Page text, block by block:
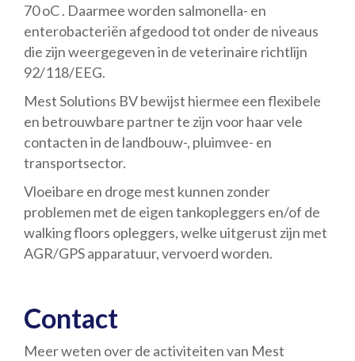
70 oC . Daarmee worden salmonella- en
enterobacteriën afgedood tot onder de niveaus
die zijn weergegeven in de veterinaire richtlijn
92/118/EEG.
Mest Solutions BV bewijst hiermee een flexibele
en betrouwbare partner te zijn voor haar vele
contacten in de landbouw-, pluimvee- en
transportsector.
Vloeibare en droge mest kunnen zonder
problemen met de eigen tankopleggers en/of de
walking floors opleggers, welke uitgerust zijn met
AGR/GPS apparatuur, vervoerd worden.
Contact
Meer weten over de activiteiten van Mest